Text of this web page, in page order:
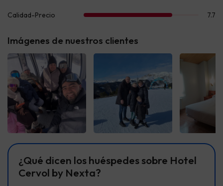
Imágenes de nuestros clientes
¿Qué dicen los huéspedes sobre Hotel
Cervol by Nexta?